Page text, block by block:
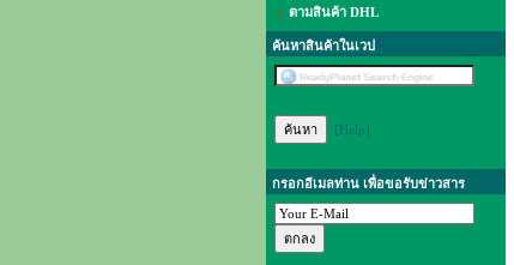
ตามสินค้า DHL
ค้นหาสินค้าในเวป
[Help]
กรอกอีเมลท่าน เพื่อขอรับข่าวสาร